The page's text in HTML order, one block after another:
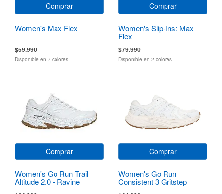
Comprar
Women's Max Flex
$59.990
Disponible en 7 colores
Comprar
Women's Slip-Ins: Max
Flex
$79.990
Disponible en 2 colores
Comprar
Women's Go Run Trail
Altitude 2.0 - Ravine
Comprar
Women's Go Run
Consistent 3 Gritstep